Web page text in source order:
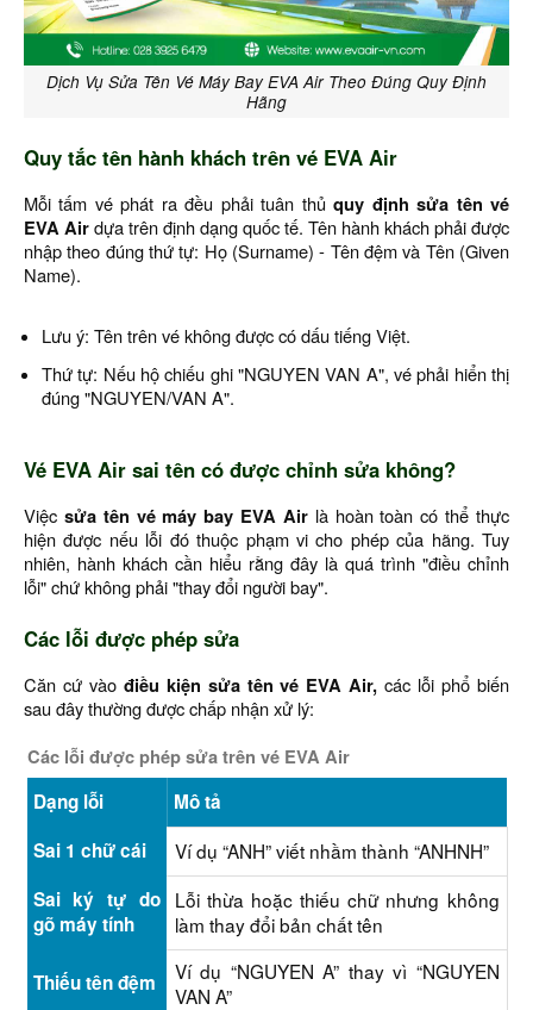
Dịch Vụ Sửa Tên Vé Máy Bay EVA Air Theo Đúng Quy Định
Hãng
Quy tắc tên hành khách trên vé EVA Air
Mỗi tấm vé phát ra đều phải tuân thủquy định sửa tên vé
EVA Airdựa trên định dạng quốc tế. Tên hành khách phải được
nhập theo đúng thứ tự: Họ (Surname) - Tên đệm và Tên (Given
Name).
Lưu ý: Tên trên vé không được có dấu tiếng Việt.
Thứ tự: Nếu hộ chiếu ghi "NGUYEN VAN A", vé phải hiển thị
đúng "NGUYEN/VAN A".
Vé EVA Air sai tên có được chỉnh sửa không?
Việc sửa tên vé máy bay EVA Airlà hoàn toàn có thể thực
hiện được nếu lỗi đó thuộc phạm vi cho phép của hãng. Tuy
nhiên, hành khách cần hiểu rằng đây là quá trình "điều chỉnh
lỗi" chứ không phải "thay đổi người bay".
Các lỗi được phép sửa
Căn cứ vàođiều kiện sửa tên vé EVA Air, các lỗi phổ biến
sau đây thường được chấp nhận xử lý:
Các lỗi được phép sửa trên vé EVA Air
Dạng lỗi
Mô tả
Sai 1 chữ cái
Ví dụ “ANH” viết nhầm thành “ANHNH”
Sai ký tự do
gõ máy tính
Lỗi thừa hoặc thiếu chữ nhưng không
làm thay đổi bản chất tên
Thiếu tên đệm
Ví dụ “NGUYEN A” thay vì “NGUYEN
VAN A”